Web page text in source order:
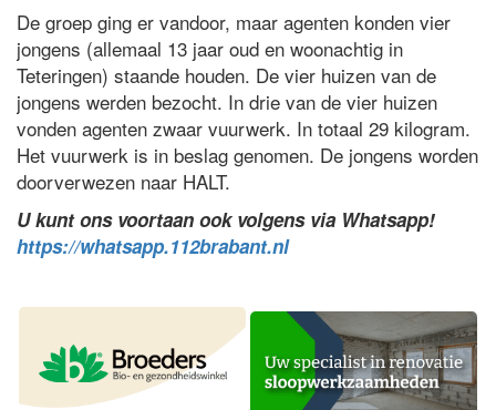
De groep ging er vandoor, maar agenten konden vier
jongens (allemaal 13 jaar oud en woonachtig in
Teteringen) staande houden. De vier huizen van de
jongens werden bezocht. In drie van de vier huizen
vonden agenten zwaar vuurwerk. In totaal 29 kilogram.
Het vuurwerk is in beslag genomen. De jongens worden
doorverwezen naar HALT.
U kunt ons voortaan ook volgens via Whatsapp!
https://whatsapp.112brabant.nl